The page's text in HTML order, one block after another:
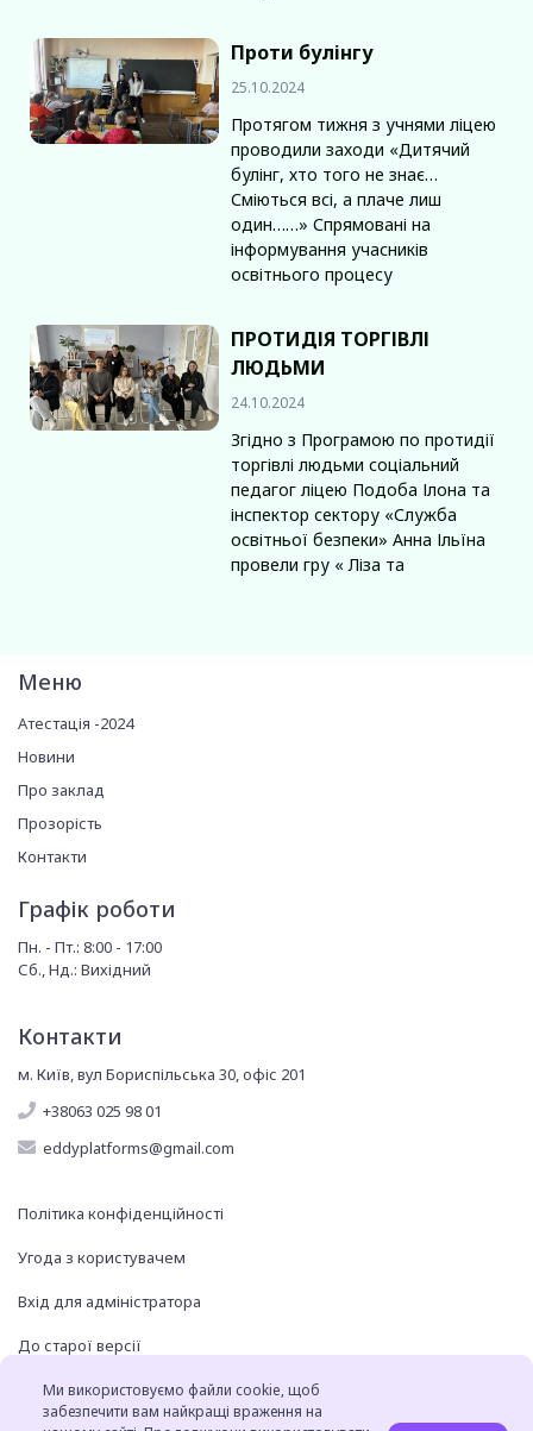
Проти булінгу
25.10.2024
Протягом тижня з учнями ліцею
проводили заходи «Дитячий
булінг, хто того не знає…
Сміються всі, а плаче лиш
один……» Спрямовані на
інформування учасників
освітнього процесу
ПРОТИДІЯ ТОРГІВЛІ
ЛЮДЬМИ
24.10.2024
Згідно з Програмою по протидії
торгівлі людьми соціальний
педагог ліцею Подоба Ілона та
інспектор сектору «Служба
освітньої безпеки» Анна Ільїна
провели гру « Ліза та
Меню
Атестація -2024
Новини
Про заклад
Прозорість
Контакти
Графік роботи
Пн. - Пт.: 8:00 - 17:00
Сб., Нд.: Вихідний
Контакти
м. Київ, вул Бориспільська 30, офіс 201
+38063 025 98 01
eddyplatforms@gmail.com
Політика конфіденційності
Угода з користувачем
Вхід для адміністратора
До старої версії
Ми використовуємо файли cookie, щоб
забезпечити вам найкращі враження на